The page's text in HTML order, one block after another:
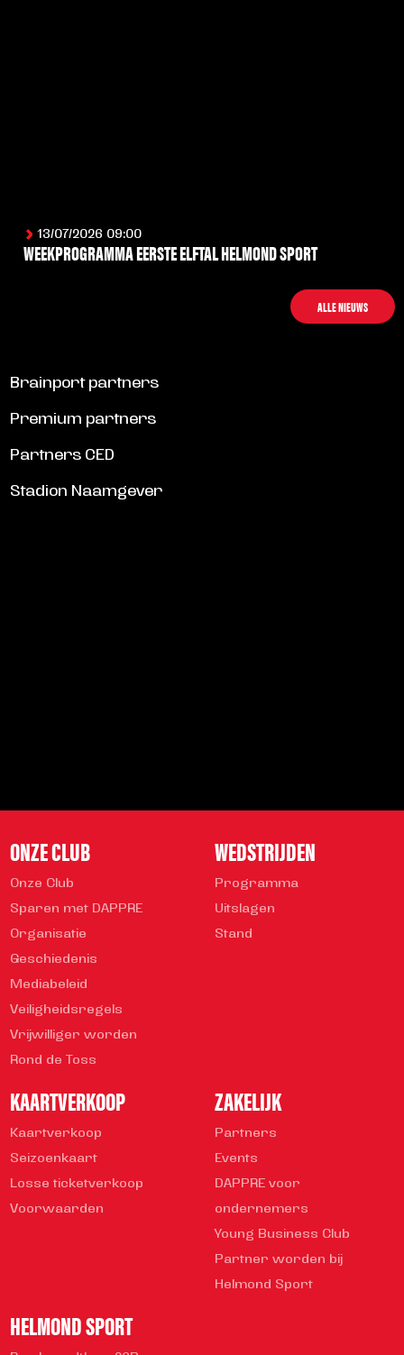
13/07/2026 09:00
WEEKPROGRAMMA EERSTE ELFTAL HELMOND SPORT
ALLE NIEUWS
Brainport partners
Premium partners
Partners CED
Stadion Naamgever
ONZE CLUB
Onze Club
Sparen met DAPPRE
Organisatie
Geschiedenis
Mediabeleid
Veiligheidsregels
Vrijwilliger worden
Rond de Toss
WEDSTRIJDEN
Programma
Uitslagen
Stand
KAARTVERKOOP
Kaartverkoop
Seizoenkaart
Losse ticketverkoop
Voorwaarden
ZAKELIJK
Partners
Events
DAPPRE voor
ondernemers
Young Business Club
Partner worden bij
Helmond Sport
HELMOND SPORT